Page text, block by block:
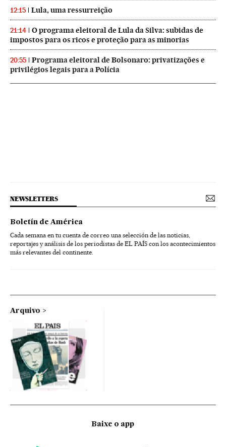
12:15 Lula, uma ressurreição
21:14
O programa eleitoral de Lula da Silva: subidas de
impostos para os ricos e proteção para as minorias
20:55
Programa eleitoral de Bolsonaro: privatizações e
privilégios legais para a Polícia
NEWSLETTERS
Boletín de América
Cada semana en tu cuenta de correo una selección de las noticias,
reportajes y análisis de los periodistas de EL PAÍS con los acontecimientos
más relevantes del continente.
Arquivo
Baixe o app